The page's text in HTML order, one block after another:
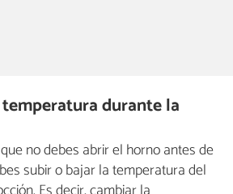
durante la
no debes abrir el horno antes de
subir o bajar la temperatura del